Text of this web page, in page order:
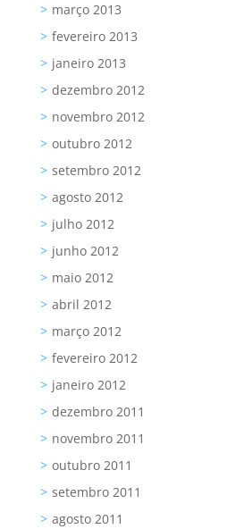
março 2013
fevereiro 2013
janeiro 2013
dezembro 2012
novembro 2012
outubro 2012
setembro 2012
agosto 2012
julho 2012
junho 2012
maio 2012
abril 2012
março 2012
fevereiro 2012
janeiro 2012
dezembro 2011
novembro 2011
outubro 2011
setembro 2011
agosto 2011